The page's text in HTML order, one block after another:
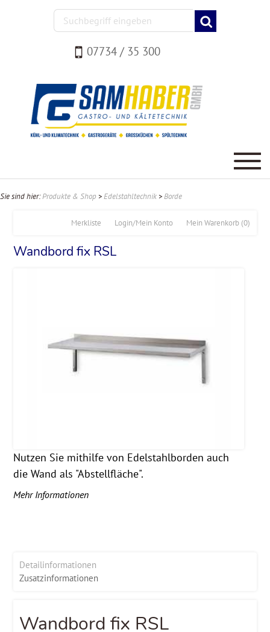
07734 / 35 300
Sie sind hier:Produkte & Shop >Edelstahltechnik >Borde
Mein Warenkorb (0)
Login/Mein Konto
Merkliste
Wandbord fix RSL
Nutzen Sie mithilfe von Edelstahlborden auch
die Wand als "Abstellfläche".
Mehr Informationen
Detailinformationen
Zusatzinformationen
Wandbord fix RSL